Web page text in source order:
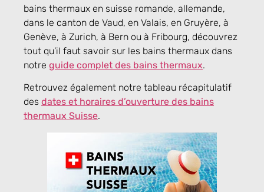
bains thermaux en suisse romande, allemande,
dans le canton de Vaud, en Valais, en Gruyère, à
Genève, à Zurich, à Bern ou à Fribourg, découvrez
tout qu’il faut savoir sur les bains thermaux dans
notre guide complet des bains thermaux.
Retrouvez également notre tableau récapitulatif
des dates et horaires d’ouverture des bains
thermaux Suisse.